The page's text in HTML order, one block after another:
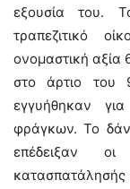
εξουσία του.
τραπεζιτικό
ονομαστική αξία
στο άρτιο του
εγγυήθηκαν
φράγκων. Το
επέδειξαν